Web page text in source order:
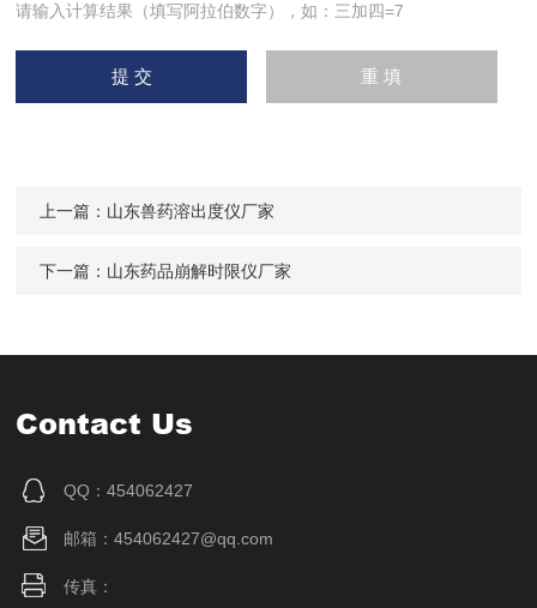
请输入计算结果（填写阿拉伯数字），如：三加四=7
上一篇： 山东兽药溶出度仪厂家
下一篇： 山东药品崩解时限仪厂家
Contact Us
QQ：454062427
邮箱：454062427@qq.com
传真：